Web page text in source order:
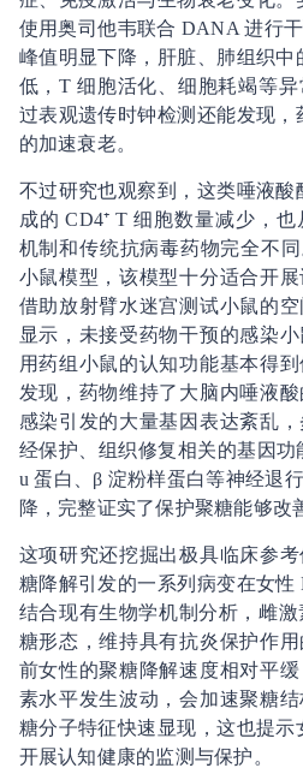
使用奥司他韦联合 DANA 进行
峰值明显下降，肝脏、肺组织
低，T 细胞活化、细胞耗竭等
过表观遗传时钟检测还能发现
的加速衰老。
不过研究也观察到，这类唾液
成的 CD4⁺ T 细胞数量减少，
机制和传统抗病毒药物完全不
小鼠模型，该模型十分适合开
借助放射臂水迷宫测试小鼠的
显示，未接受药物干预的感染
用药组小鼠的认知功能基本得
发现，药物维持了大脑内唾液
感染引发的大量基因表达紊乱
经保护、组织修复相关的基因功
u 蛋白、β 淀粉样蛋白等神经退
降，完整证实了保护聚糖能够改
这项研究还挖掘出极具临床参
糖降解引发的一系列病变在女性
结合现有生物学机制分析，雌
糖形态，维持具有抗炎保护作
前女性的聚糖降解速度相对平
素水平发生波动，会加速聚糖
糖分子特征快速显现，这也提
开展认知健康的监测与保护。